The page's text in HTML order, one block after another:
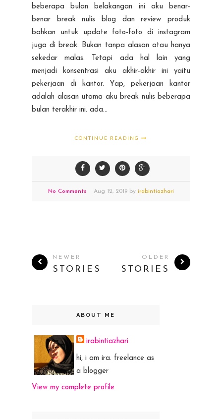
beberapa bulan belakangan ini aku benar-
benar break nulis blog dan review produk
bahkan untuk update foto-foto di instagram
juga di break. Bukan tanpa alasan atau hanya
sekedar malas. Tetapi ada hal lain yang
menjadi konsentrasi aku akhir-akhir ini yaitu
pekerjaan di kantor. Yap, pekerjaan kantor
adalah alasan utama aku break nulis beberapa
bulan terakhir ini. ada...
CONTINUE READING
No Comments Aug 12, 2019 by irabintiazhari
NEWER
STORIES
OLDER
STORIES
ABOUT ME
irabintiazhari
hi, i am ira. freelance as
a blogger
View my complete profile